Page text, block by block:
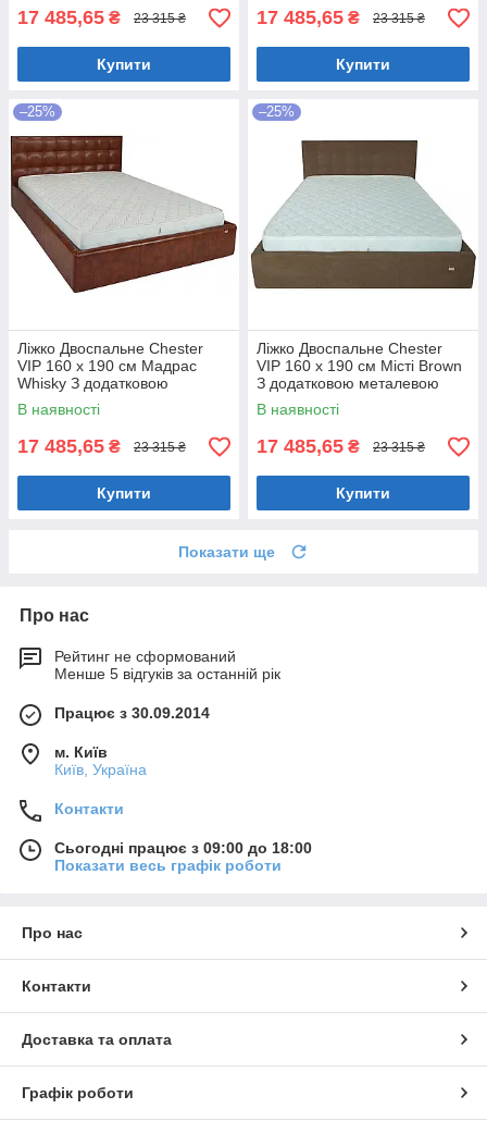
17 485,65 ₴ 23 315 ₴
Купити
17 485,65 ₴ 23 315 ₴
Купити
–25%
Ліжко Двоспальне Chester
VIP 160 х 190 см Мадрас
Whisky З додатковою
металевою цільнозварною
рамою Коричневий
В наявності
17 485,65 ₴ 23 315 ₴
Купити
–25%
Ліжко Двоспальне Chester
VIP 160 х 190 см Місті Brown
З додатковою металевою
цільнозварною рамою
Коричневий
В наявності
17 485,65 ₴ 23 315 ₴
Купити
Показати ще
Про нас
Рейтинг не сформований
Менше 5 відгуків за останній рік
Працює з 30.09.2014
м. Київ
Київ, Україна
Контакти
Сьогодні працює з 09:00 до 18:00
Показати весь графік роботи
Про нас
Контакти
Доставка та оплата
Графік роботи